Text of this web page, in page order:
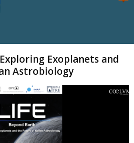
Exoplanets and
Astrobiology